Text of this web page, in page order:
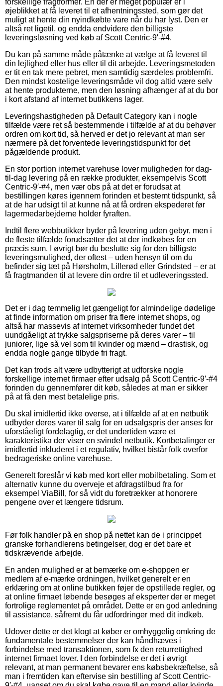
forskellige fragtformer. En der er meget populær er i
øjeblikket at få leveret til et afhentningssted, som gør det
muligt at hente din nyindkøbte vare når du har lyst. Den er
altså ret ligetil, og endda endvidere den billigste
leveringsløsning ved køb af Scott Centric-9′-#4.
Du kan på samme måde påtænke at vælge at få leveret til
din lejlighed eller hus eller til dit arbejde. Leveringsmetoden
er tit en tak mere pebret, men samtidig særdeles problemfri.
Den mindst kostelige leveringsmåde vil dog altid være selv
at hente produkterne, men den løsning afhænger af at du bor
i kort afstand af internet butikkens lager.
Leveringshastigheden på Default Category kan i nogle
tilfælde være ret så bestemmende i tilfælde af at du behøver
ordren om kort tid, så herved er det jo relevant at man ser
nærmere på det forventede leveringstidspunkt for det
pågældende produkt.
En stor portion internet varehuse lover muligheden for dag-
til-dag levering på en række produkter, eksempelvis Scott
Centric-9′-#4, men vær obs på at det er forudsat at
bestillingen køres igennem forinden et bestemt tidspunkt, så
at de har udsigt til at kunne nå at få ordren ekspederet før
lagermedarbejderne holder fyraften.
Indtil flere webbutikker byder på levering uden gebyr, men i
de fleste tilfælde forudsætter det at der indkøbes for en
præcis sum. I øvrigt bør du beslutte sig for den billigste
leveringsmulighed, der oftest – uden hensyn til om du
befinder sig tæt på Hørsholm, Lillerød eller Grindsted – er at
få fragtmanden til at levere din ordre til et udleveringssted.
Det er i dag temmelig let gængeligt for almindelige dødelige
at finde information om priser fra flere internet shops, og
altså har massevis af internet virksomheder fundet det
uundgåeligt at trykke salgspriserne på deres varer – til
juniorer, lige så vel som til kvinder og mænd – drastisk, og
endda nogle gange tilbyde fri fragt.
Det kan trods alt være udbytterigt at udforske nogle
forskellige internet firmaer efter udsalg på Scott Centric-9′-#4
forinden du gennemfører dit køb, således at man er sikker
på at få den mest betalelige pris.
Du skal imidlertid ikke overse, at i tilfælde af at en netbutik
udbyder deres varer til salg for en udsalgspris der anses for
uforståeligt fordelagtig, er det undertiden være et
karakteristika der viser en svindel netbutik. Kortbetalinger er
imidlertid inkluderet i et regulativ, hvilket bistår folk overfor
bedrageriske online varehuse.
Generelt foreslår vi køb med kort eller mobilbetaling. Som et
alternativ kunne du overveje et afdragstilbud fra for
eksempel ViaBill, for så vidt du foretrækker at honorere
pengene over et længere tidsrum.
Før folk handler på en shop på nettet kan de i princippet
granske forhandlerens betingelser, dog er det bare et
tidskrævende arbejde.
En anden mulighed er at bemærke om e-shoppen er
medlem af e-mærke ordningen, hvilket generelt er en
erklæring om at online butikken føjer de opstillede regler, og
at online firmaet løbende besøges af eksperter der er meget
fortrolige reglementet på området. Dette er en god anledning
til assistance, såfremt du får udfordringer med dit indkøb.
Udover dette er det klogt at køber er omhyggelig omkring de
fundamentale bestemmelser der kan håndhæves i
forbindelse med transaktionen, som fx den returrettighed
internet firmaet lover. I den forbindelse er det i øvrigt
relevant, at man permanent bevarer ens købsbekræftelse, så
man i fremtiden kan eftervise sin bestilling af Scott Centric-